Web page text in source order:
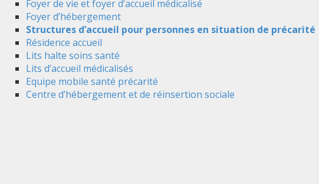
Foyer de vie et foyer d’accueil médicalisé
Foyer d’hébergement
Structures d’accueil pour personnes en situation de précarité
Résidence accueil
Lits halte soins santé
Lits d’accueil médicalisés
Equipe mobile santé précarité
Centre d’hébergement et de réinsertion sociale